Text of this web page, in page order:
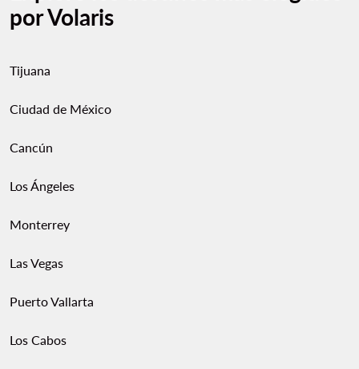
por Volaris
Tijuana
Ciudad de México
Cancún
Los Ángeles
Monterrey
Las Vegas
Puerto Vallarta
Los Cabos